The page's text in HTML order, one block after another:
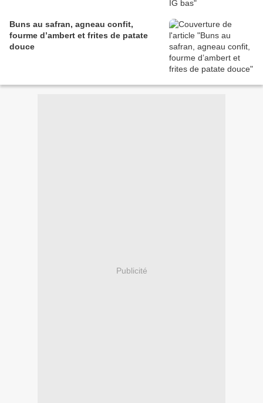
Buns au safran, agneau confit,
fourme d’ambert et frites de patate
douce
Publicité